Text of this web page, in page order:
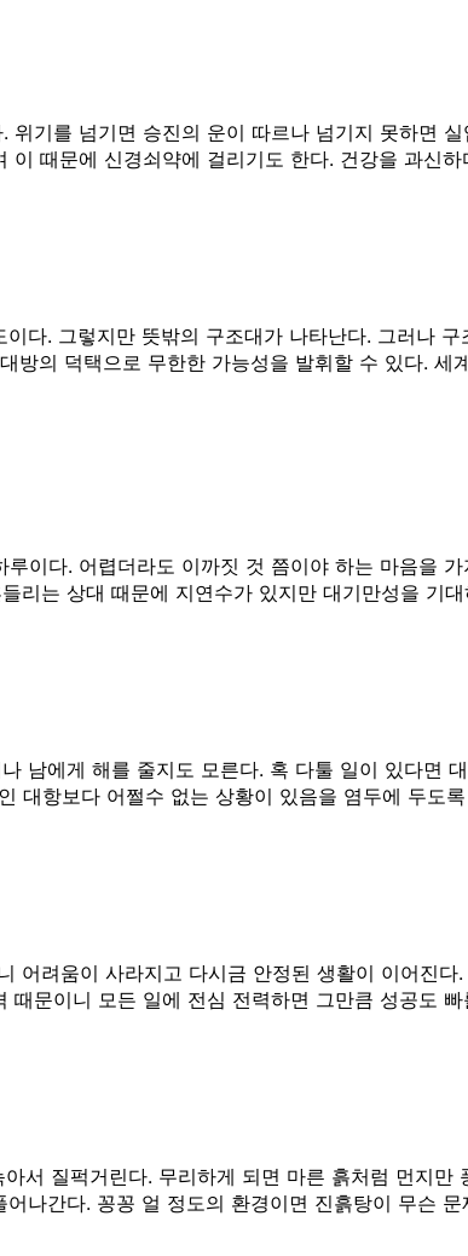
기를 넘기면 승진의 운이 따르나 넘기지 못하면
때문에 신경쇠약에 걸리기도 한다. 건강을 과신
다. 그렇지만 뜻밖의 구조대가 나타난다. 그러나
방의 덕택으로 무한한 가능성을 발휘할 수 있다.
이다. 어렵더라도 이까짓 것 쯤이야 하는 마음을
리는 상대 때문에 지연수가 있지만 대기만성을 기
남에게 해를 줄지도 모른다. 혹 다툴 일이 있다면
대항보다 어쩔수 없는 상황이 있음을 염두에 두도
어려움이 사라지고 다시금 안정된 생활이 이어진
문이니 모든 일에 전심 전력하면 그만큼 성공도 빠
서 질퍽거린다. 무리하게 되면 마른 흙처럼 먼지
나간다. 꽁꽁 얼 정도의 환경이면 진흙탕이 무슨